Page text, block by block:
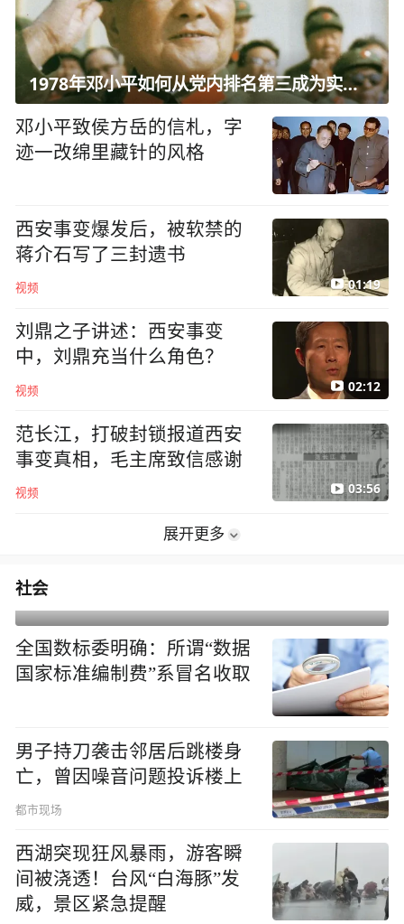
1978年邓小平如何从党内排名第三成为实际核心？
邓小平致侯方岳的信札，字
迹一改绵里藏针的风格
西安事变爆发后，被软禁的
蒋介石写了三封遗书
视频 01:19
刘鼎之子讲述：西安事变
中，刘鼎充当什么角色？
视频 02:12
范长江，打破封锁报道西安
事变真相，毛主席致信感谢
视频 03:56
展开更多
社会
全国数标委明确：所谓“数据
国家标准编制费”系冒名收取
男子持刀袭击邻居后跳楼身
亡，曾因噪音问题投诉楼上
都市现场
西湖突现狂风暴雨，游客瞬
间被浇透！台风“白海豚”发
威，景区紧急提醒